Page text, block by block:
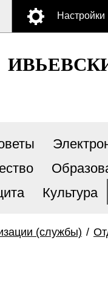
Настройки
Культура
(службы) /